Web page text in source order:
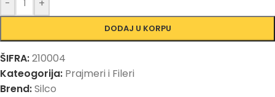
- +
DODAJ U KORPU
ŠIFRA:210004
Kateogorija: Prajmeri i Fileri
Brend:Silco